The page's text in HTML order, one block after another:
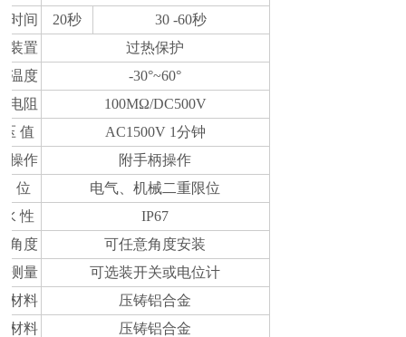
时间 20秒
30 -60秒
装置
过热保护
温度
-30°~60°
电阻
100MΩ/DC500V
值
AC1500V 1分钟
操作
附手柄操作
位
电气、机械二重限位
性
IP67
角度
可任意角度安装
测量
可选装开关或电位计
材料
压铸铝合金
材料
压铸铝合金